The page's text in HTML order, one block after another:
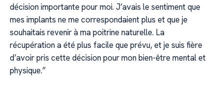
décision importante pour moi. J’avais le sentiment que
mes implants ne me correspondaient plus et que je
souhaitais revenir à ma poitrine naturelle. La
récupération a été plus facile que prévu, et je suis fière
d’avoir pris cette décision pour mon bien-être mental et
physique.”